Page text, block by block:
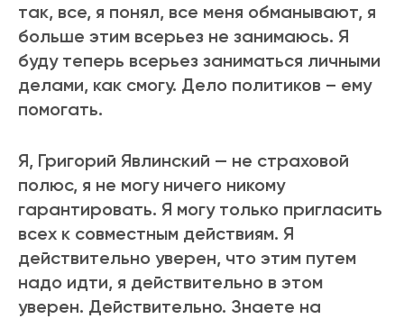
так, все, я понял, все меня обманывают, я
больше этим всерьез не занимаюсь. Я
буду теперь всерьез заниматься личными
делами, как смогу. Дело политиков – ему
помогать.
Я, Григорий Явлинский — не страховой
полюс, я не могу ничего никому
гарантировать. Я могу только пригласить
всех к совместным действиям. Я
действительно уверен, что этим путем
надо идти, я действительно в этом
уверен. Действительно. Знаете на